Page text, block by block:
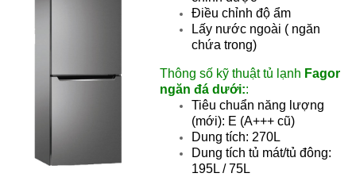
Điều chỉnh độ ẩm
Lấy nước ngoài ( ngăn
chứa trong)
Thông số kỹ thuật tủ lạnh Fagor
ngăn đá dưới::
Tiêu chuẩn năng lượng
(mới): E (A+++ cũ)
Dung tích: 270L
Dung tích tủ mát/tủ đông:
195L / 75L